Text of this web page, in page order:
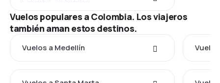
Vuelos populares a Colombia. Los viajeros
también aman estos destinos.
Vuelos a Medellín